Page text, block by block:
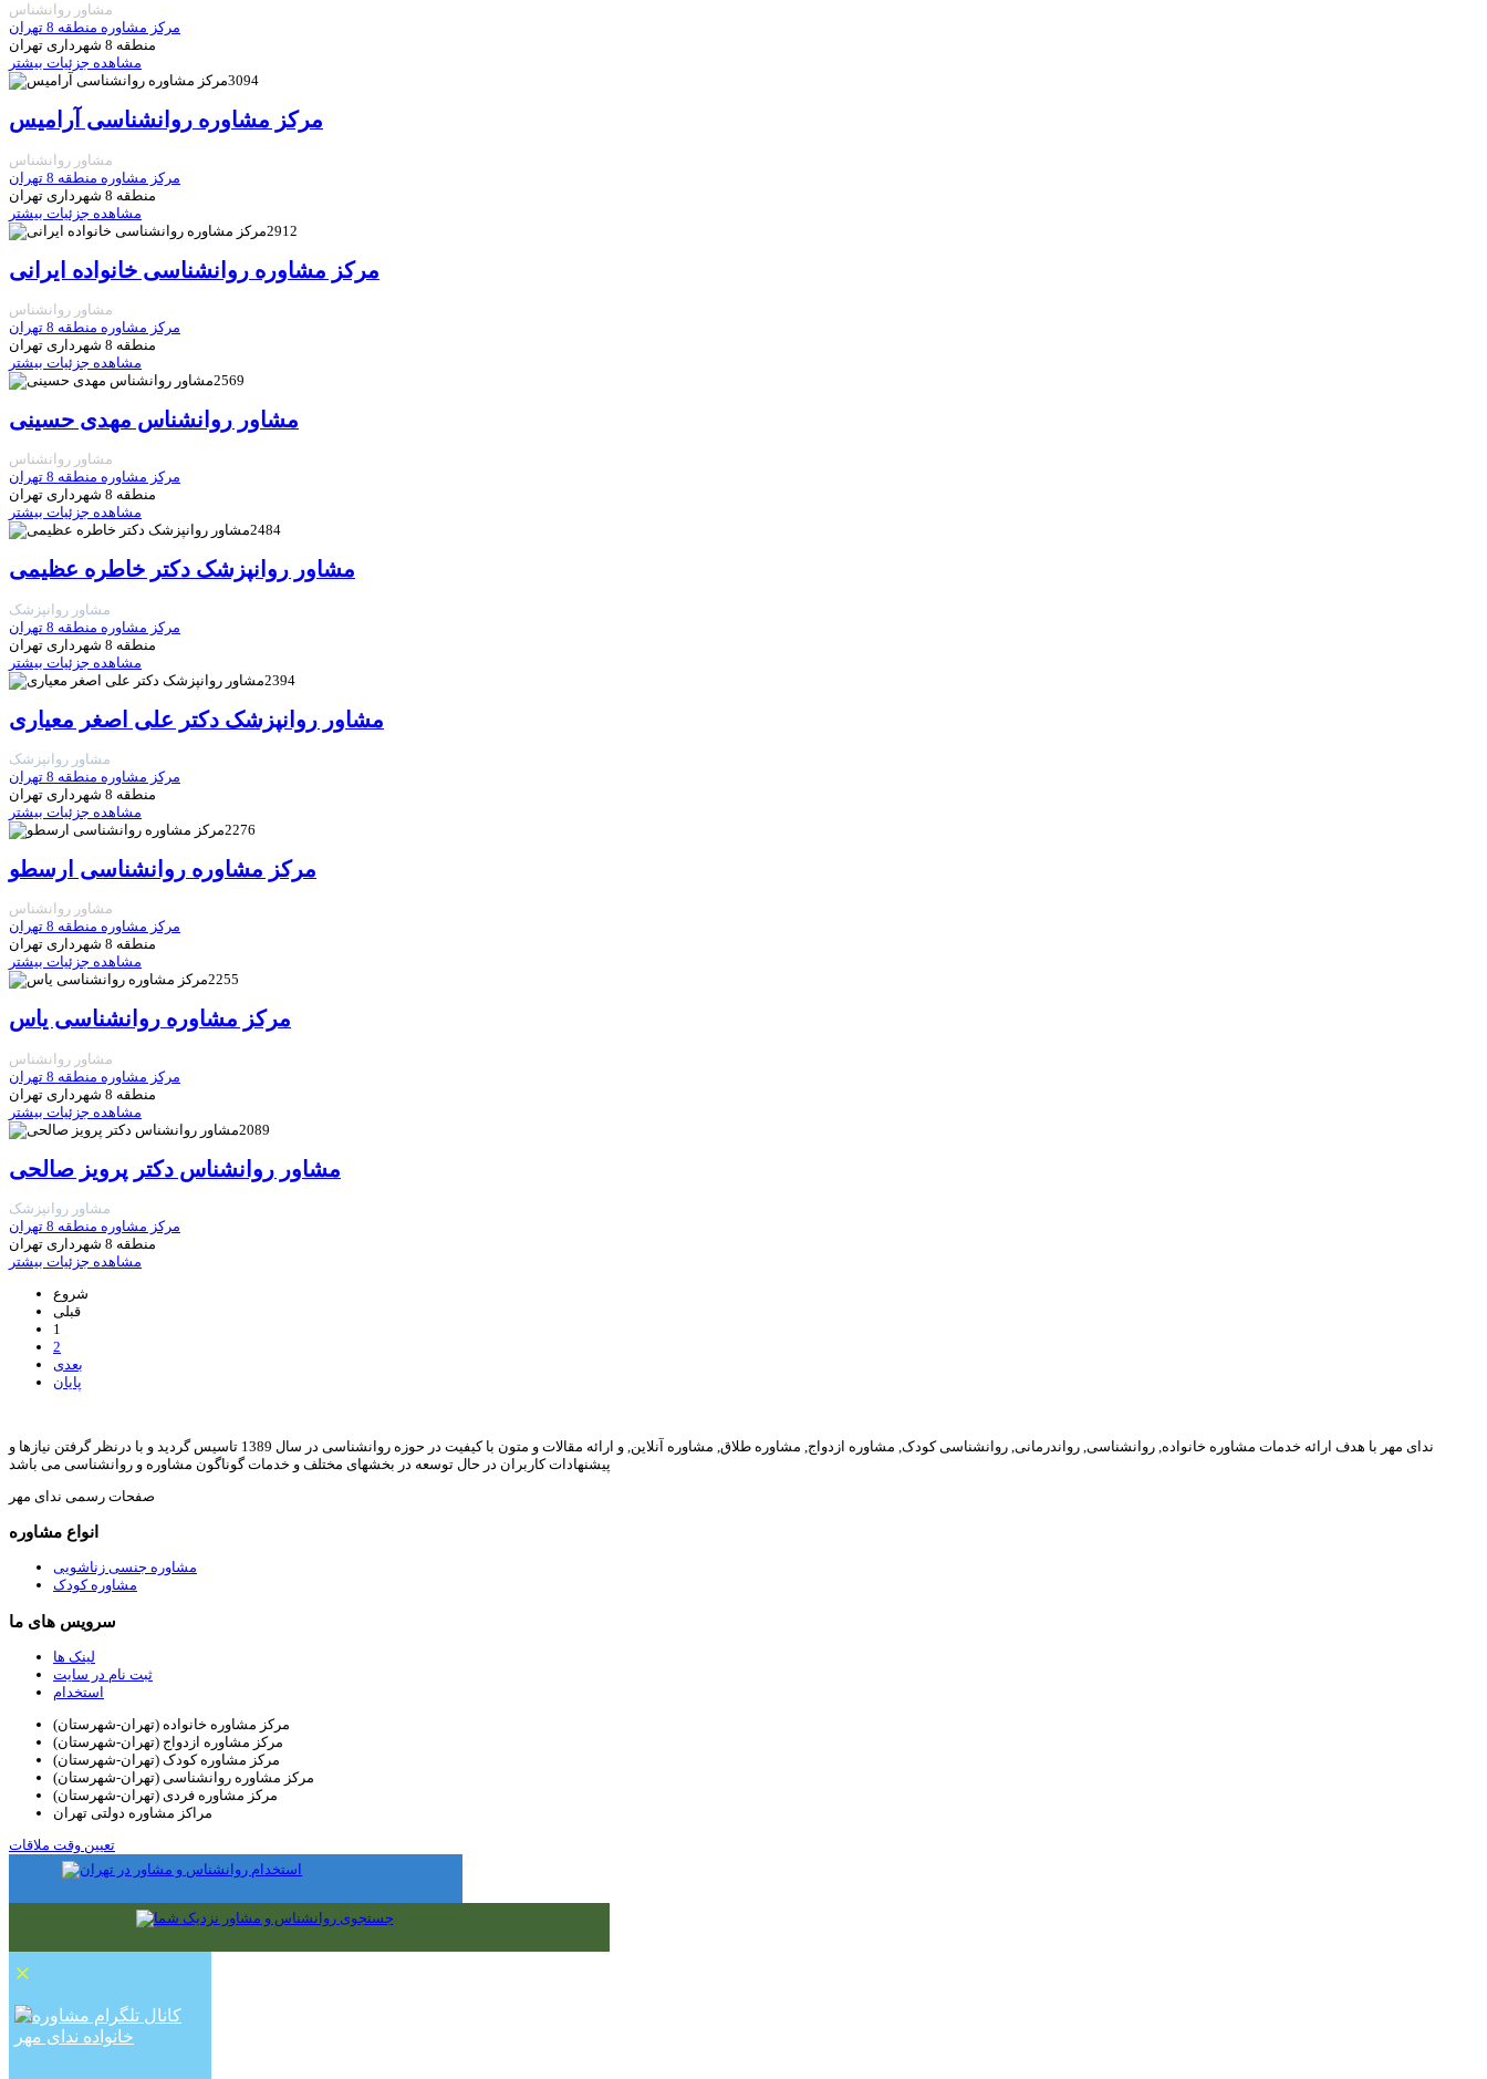
مشاور روانشناس
مرکز مشاوره منطقه 8 تهران
منطقه 8 شهرداری تهران
مشاهده جزئیات بیشتر
3094
مرکز مشاوره روانشناسی آرامیس
مشاور روانشناس
مرکز مشاوره منطقه 8 تهران
منطقه 8 شهرداری تهران
مشاهده جزئیات بیشتر
2912
مرکز مشاوره روانشناسی خانواده ایرانی
مشاور روانشناس
مرکز مشاوره منطقه 8 تهران
منطقه 8 شهرداری تهران
مشاهده جزئیات بیشتر
2569
مشاور روانشناس مهدی حسينی
مشاور روانشناس
مرکز مشاوره منطقه 8 تهران
منطقه 8 شهرداری تهران
مشاهده جزئیات بیشتر
2484
مشاور روانپزشک دکتر خاطره عظیمی
مشاور روانپزشک
مرکز مشاوره منطقه 8 تهران
منطقه 8 شهرداری تهران
مشاهده جزئیات بیشتر
2394
مشاور روانپزشک دکتر علی اصغر معیاری
مشاور روانپزشک
مرکز مشاوره منطقه 8 تهران
منطقه 8 شهرداری تهران
مشاهده جزئیات بیشتر
2276
مرکز مشاوره روانشناسی ارسطو
مشاور روانشناس
مرکز مشاوره منطقه 8 تهران
منطقه 8 شهرداری تهران
مشاهده جزئیات بیشتر
2255
مرکز مشاوره روانشناسی ياس
مشاور روانشناس
مرکز مشاوره منطقه 8 تهران
منطقه 8 شهرداری تهران
مشاهده جزئیات بیشتر
2089
مشاور روانشناس دکتر پرویز صالحی
مشاور روانپزشک
مرکز مشاوره منطقه 8 تهران
منطقه 8 شهرداری تهران
مشاهده جزئیات بیشتر
شروع
قبلی
1
2
بعدی
پایان
ندای مهر با هدف ارائه خدمات مشاوره خانواده, روانشناسی, رواندرمانی, روانشناسی کودک, مشاوره ازدواج, مشاوره طلاق, مشاوره آنلاین, و ارائه مقالات و متون با کیفیت در حوزه روانشناسی در سال 1389 تاسیس گردید و با درنظر گرفتن نیازها و
پیشنهادات کاربران در حال توسعه در بخشهای مختلف و خدمات گوناگون مشاوره و روانشناسی می باشد
صفحات رسمی ندای مهر
انواع مشاوره
مشاوره جنسی زناشویی
مشاوره کودک
سرویس های ما
لینک ها
ثبت نام در سایت
استخدام
مرکز مشاوره خانواده (تهران-شهرستان)
مرکز مشاوره ازدواج (تهران-شهرستان)
مرکز مشاوره کودک (تهران-شهرستان)
مرکز مشاوره روانشناسی (تهران-شهرستان)
مرکز مشاوره فردی (تهران-شهرستان)
مراکز مشاوره دولتی تهران
تعیین وقت ملاقات
×